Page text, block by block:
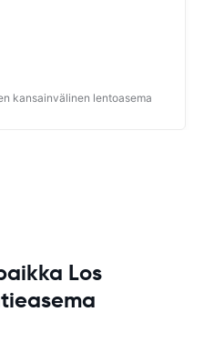
kansainvälinen lentoasema
Los